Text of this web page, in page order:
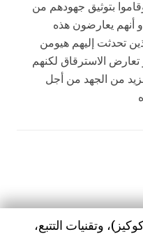
بتوثيق جهودهم من
أنهم يعارضون هذه
تحدثت إليهم هيومن
الاسترقاق لكنهم
من الجهد من أجل
Human
وتقنيات التتبع،